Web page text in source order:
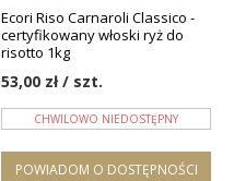
Ecori Riso Carnaroli Classico -
certyfikowany włoski ryż do
risotto 1kg
53,00 zł / szt.
CHWILOWO NIEDOSTĘPNY
POWIADOM O DOSTĘPNOŚCI